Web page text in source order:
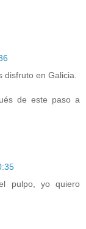
disfruto en Galicia.
de este paso a
pulpo, yo quiero